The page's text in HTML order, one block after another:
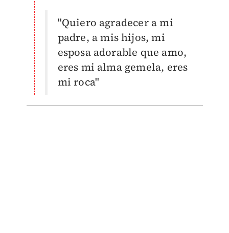
"Quiero agradecer a mi
padre, a mis hijos, mi
esposa adorable que amo,
eres mi alma gemela, eres
mi roca"